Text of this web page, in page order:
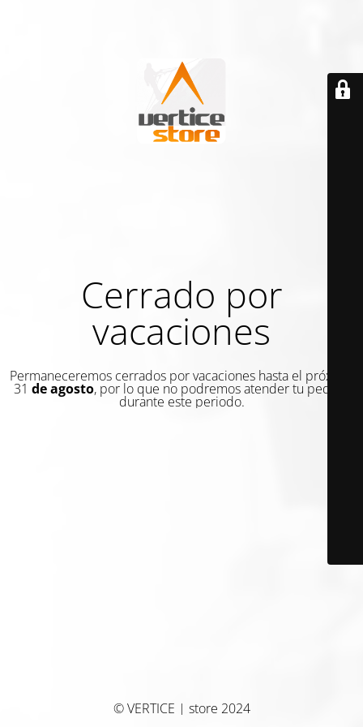
Cerrado por
vacaciones
Permaneceremos cerrados por vacaciones hasta el próximo
31 de agosto, por lo que no podremos atender tu pedido
durante este periodo.
© VERTICE | store 2024